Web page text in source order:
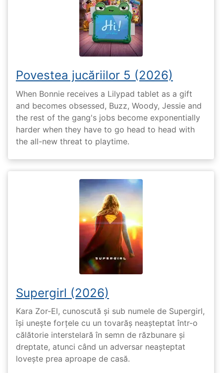
Povestea jucăriilor 5 (2026)
When Bonnie receives a Lilypad tablet as a gift
and becomes obsessed, Buzz, Woody, Jessie and
the rest of the gang's jobs become exponentially
harder when they have to go head to head with
the all-new threat to playtime.
Supergirl (2026)
Kara Zor-El, cunoscută și sub numele de Supergirl,
își unește forțele cu un tovarăș neașteptat într-o
călătorie interstelară în semn de răzbunare și
dreptate, atunci când un adversar neașteptat
lovește prea aproape de casă.